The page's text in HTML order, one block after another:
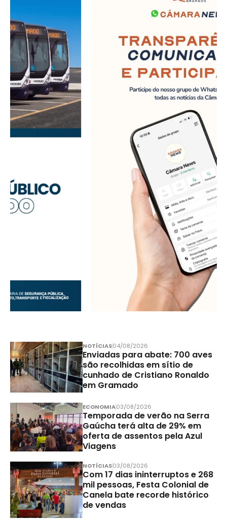
NOTÍCIAS04/08/2026
Enviadas para abate: 700 aves
são recolhidas em sítio de
cunhado de Cristiano Ronaldo
em Gramado
ECONOMIA03/08/2026
Temporada de verão na Serra
Gaúcha terá alta de 29% em
oferta de assentos pela Azul
Viagens
NOTÍCIAS03/08/2026
Com 17 dias ininterruptos e 268
mil pessoas, Festa Colonial de
Canela bate recorde histórico
de vendas